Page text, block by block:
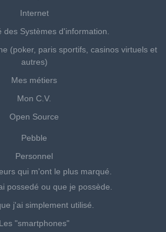
Internet
des Systèmes d'information.
(poker, paris sportifs, casinos virtuels et
autres)
Mes métiers
Mon C.V.
Open Source
Pebble
Personnel
qui m'ont le plus marqué.
possedé ou que je possède.
j'ai simplement utilisé.
Les "smartphones"